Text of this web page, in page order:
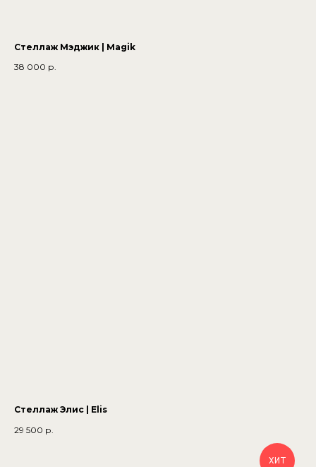
Стеллаж Мэджик | Magik
38 000 р.
Стеллаж Элис | Elis
29 500 р.
ХИТ